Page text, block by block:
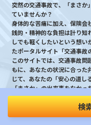
検
突然の交通事故で、「まさか
ていませんか？
身体的な苦痛に加え、保険会
銭的・精神的な負担は計り知
しでも軽くしたいという想
たポータルサイト「交通事故
このサイトでは、交通事故問
もに、あなたの状況に合った
じて、あなたの「安心の道し
「まさか」の出来事をなか
生を少しでも心穏やかに過ご
いくことは可能です。
「交通事故の羅針盤」が、あ